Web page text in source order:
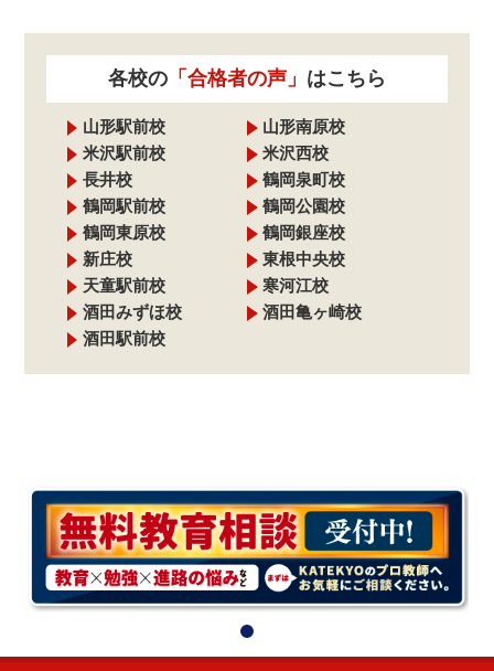
各校の 「合格者の声」 はこちら
山形駅前校
山形南原校
米沢駅前校
米沢西校
長井校
鶴岡泉町校
鶴岡駅前校
鶴岡公園校
鶴岡東原校
鶴岡銀座校
新庄校
東根中央校
天童駅前校
寒河江校
酒田みずほ校
酒田亀ヶ崎校
酒田駅前校